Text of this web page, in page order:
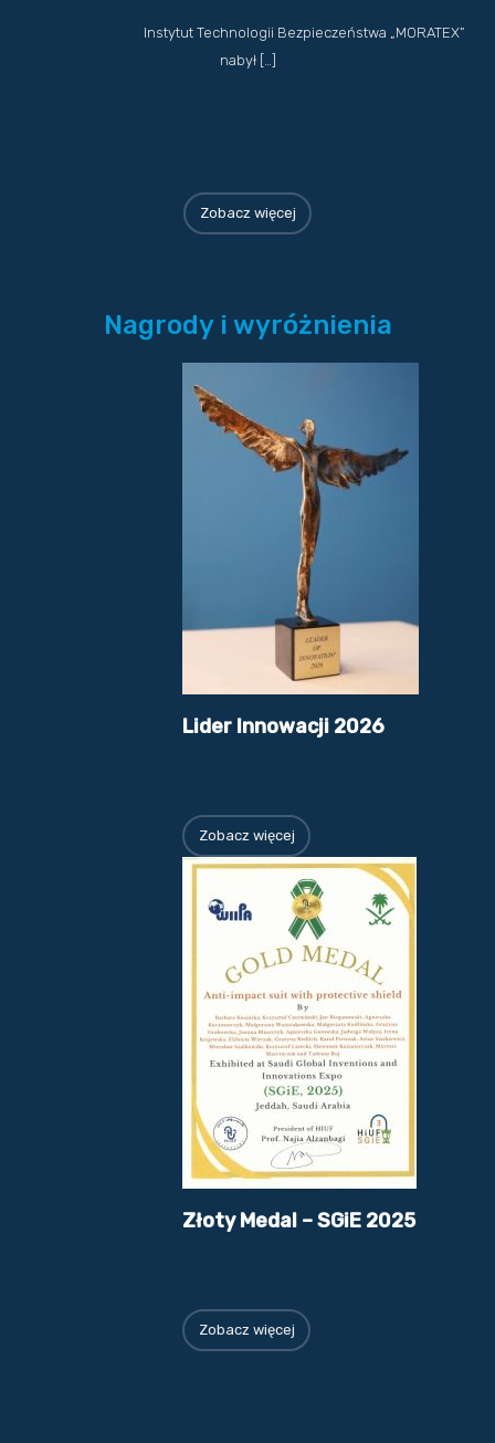
Instytut Technologii Bezpieczeństwa „MORATEX”
nabył […]
Zobacz więcej
Nagrody i wyróżnienia
Lider Innowacji 2026
Zobacz więcej
Złoty Medal – SGiE 2025
Zobacz więcej